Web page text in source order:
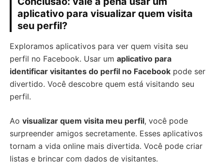
aplicativo para visualizar quem visita
seu perfil?
Exploramos aplicativos para ver quem visita seu
perfil no Facebook. Usar um aplicativo para
identificar visitantes do perfil no Facebook pode ser
divertido. Você descobre quem está visitando seu
perfil.
Ao visualizar quem visita meu perfil, você pode
surpreender amigos secretamente. Esses aplicativos
tornam a vida online mais divertida. Você pode criar
listas e brincar com dados de visitantes.